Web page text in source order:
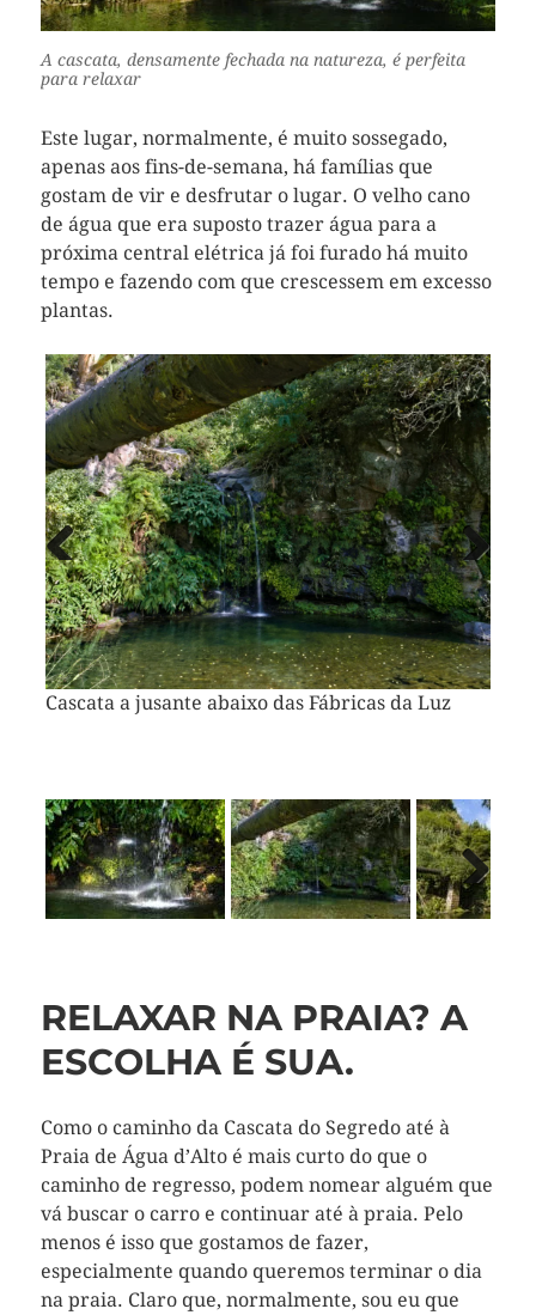
A cascata, densamente fechada na natureza, é perfeita
para relaxar
Este lugar, normalmente, é muito sossegado,
apenas aos fins-de-semana, há famílias que
gostam de vir e desfrutar o lugar. O velho cano
de água que era suposto trazer água para a
próxima central elétrica já foi furado há muito
tempo e fazendo com que crescessem em excesso
plantas.
Cascata a jusante abaixo das Fábricas da Luz
A água atravessa o leito do rio novamente
Vorheriges
Bild
Bild
RELAXAR NA PRAIA? A
ESCOLHA É SUA.
Como o caminho da Cascata do Segredo até à
Praia de Água d’Alto é mais curto do que o
caminho de regresso, podem nomear alguém que
vá buscar o carro e continuar até à praia. Pelo
menos é isso que gostamos de fazer,
especialmente quando queremos terminar o dia
na praia. Claro que, normalmente, sou eu que